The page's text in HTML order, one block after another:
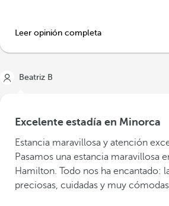
Leer opinión completa
Beatriz B
Excelente estadía en Minorca
Estancia maravillosa y atención
Pasamos una estancia maravillosa
Hamilton. Todo nos ha encantado:
preciosas, cuidadas y muy